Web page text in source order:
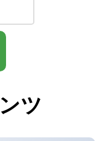
ツ